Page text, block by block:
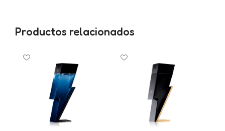
Productos relacionados